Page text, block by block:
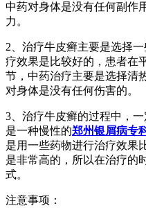
中药对身体是没有任何副作
力。
2、治疗牛皮癣主要是选择
疗效果是比较好的，患者在
节，中药治疗主要是选择清
对身体是没有任何伤害的。
3、治疗牛皮癣的过程中，
是一种慢性的郑州银屑病专
是用一些药物进行治疗效果
是非常高的，所以在治疗的
式。
注意事项：